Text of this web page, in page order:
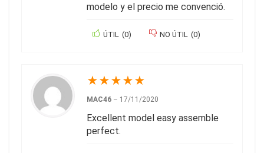
modelo y el precio me convenció.
ÚTIL (0) NO ÚTIL (0)
★★★★★
MAC46 – 17/11/2020
Excellent model easy assemble
perfect.